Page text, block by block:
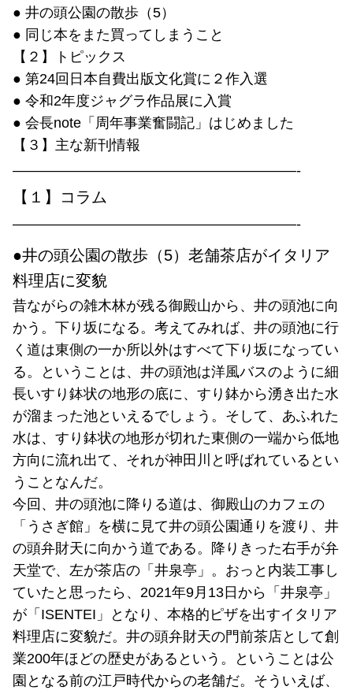
● 井の頭公園の散歩（5）
● 同じ本をまた買ってしまうこと
【２】トピックス
● 第24回日本自費出版文化賞に２作入選
● 令和2年度ジャグラ作品展に入賞
● 会長note「周年事業奮闘記」はじめました
【３】主な新刊情報
————————————————————-
【１】コラム
————————————————————-
●井の頭公園の散歩（5）老舗茶店がイタリア
料理店に変貌
昔ながらの雑木林が残る御殿山から、井の頭池に向
かう。下り坂になる。考えてみれば、井の頭池に行
く道は東側の一か所以外はすべて下り坂になってい
る。ということは、井の頭池は洋風バスのように細
長いすり鉢状の地形の底に、すり鉢から湧き出た水
が溜まった池といえるでしょう。そして、あふれた
水は、すり鉢状の地形が切れた東側の一端から低地
方向に流れ出て、それが神田川と呼ばれているとい
うことなんだ。
今回、井の頭池に降りる道は、御殿山のカフェの
「うさぎ館」を横に見て井の頭公園通りを渡り、井
の頭弁財天に向かう道である。降りきった右手が弁
天堂で、左が茶店の「井泉亭」。おっと内装工事し
ていたと思ったら、2021年9月13日から「井泉亭」
が「ISENTEI」となり、本格的ピザを出すイタリア
料理店に変貌だ。井の頭弁財天の門前茶店として創
業200年ほどの歴史があるという。ということは公
園となる前の江戸時代からの老舗だ。そういえば、